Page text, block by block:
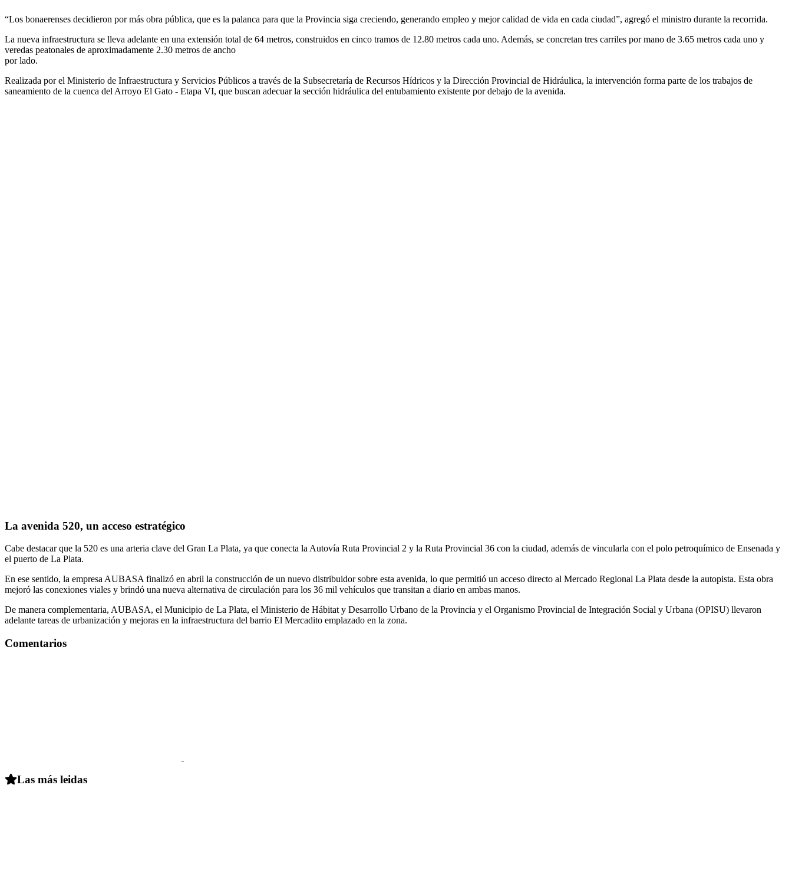
“Los bonaerenses decidieron por más obra pública, que es la palanca para que la Provincia siga creciendo, generando empleo y mejor calidad de vida en cada ciudad”, agregó el ministro durante la recorrida.
La nueva infraestructura se lleva adelante en una extensión total de 64 metros, construidos en cinco tramos de 12.80 metros cada uno. Además, se concretan tres carriles por mano de 3.65 metros cada uno y
veredas peatonales de aproximadamente 2.30 metros de ancho
por lado.
Realizada por el Ministerio de Infraestructura y Servicios Públicos a través de la Subsecretaría de Recursos Hídricos y la Dirección Provincial de Hidráulica, la intervención forma parte de los trabajos de
saneamiento de la cuenca del Arroyo El Gato - Etapa VI, que buscan adecuar la sección hidráulica del entubamiento existente por debajo de la avenida.
La avenida 520, un acceso estratégico
Cabe destacar que la 520 es una arteria clave del Gran La Plata, ya que conecta la Autovía Ruta Provincial 2 y la Ruta Provincial 36 con la ciudad, además de vincularla con el polo petroquímico de Ensenada y
el puerto de La Plata.
En ese sentido, la empresa AUBASA finalizó en abril la construcción de un nuevo distribuidor sobre esta avenida, lo que permitió un acceso directo al Mercado Regional La Plata desde la autopista. Esta obra
mejoró las conexiones viales y brindó una nueva alternativa de circulación para los 36 mil vehículos que transitan a diario en ambas manos.
De manera complementaria, AUBASA, el Municipio de La Plata, el Ministerio de Hábitat y Desarrollo Urbano de la Provincia y el Organismo Provincial de Integración Social y Urbana (OPISU) llevaron
adelante tareas de urbanización y mejoras en la infraestructura del barrio El Mercadito emplazado en la zona.
Comentarios
Las más leidas